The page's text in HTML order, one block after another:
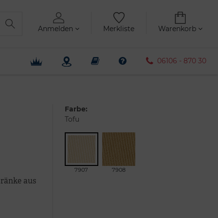
Anmelden Merkliste Warenkorb
06106 - 870 30
aus
Farbe:
Tofu
7907 7908